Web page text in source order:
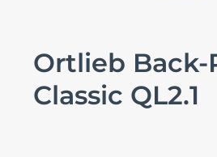
Ortlieb Back-
Classic QL2.1